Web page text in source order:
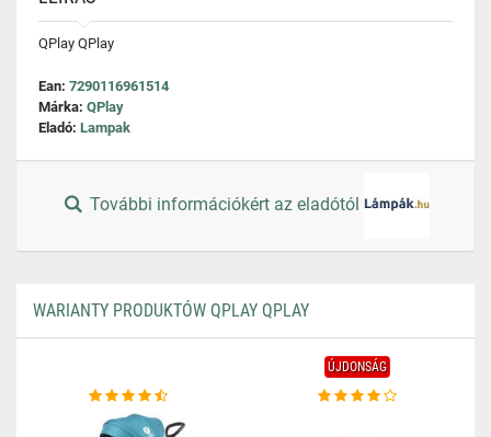
QPlay QPlay
Ean: 7290116961514
Márka: QPlay
Eladó: Lampak
További információkért az eladótól
WARIANTY PRODUKTÓW QPLAY QPLAY
ÚJDONSÁG